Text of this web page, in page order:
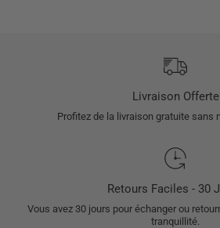
Livraison Offerte
Profitez de la livraison gratuite sans
Retours Faciles - 30
Vous avez 30 jours pour échanger ou
tranquillité.